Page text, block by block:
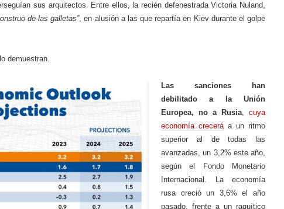
sus arquitectos. Entre ellos, la recién defenestrada Victoria Nuland,
de las galletas”, en alusión a las que repartía en Kiev durante el golpe
demuestran.
Las sanciones han
debilitado a la Unión
Europea, no a Rusia, cuya
economía creceráa un ritmo
superior al de todas las
avanzadas, un 3,2% este año,
según el Fondo Monetario
Internacional. La economía
rusa creció un 3,6% el año
pasado, frente a un raquítico